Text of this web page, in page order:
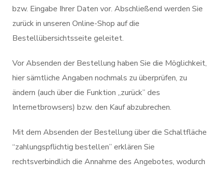
bzw. Eingabe Ihrer Daten vor. Abschließend werden Sie
zurück in unseren Online-Shop auf die
Bestellübersichtsseite geleitet.
Vor Absenden der Bestellung haben Sie die Möglichkeit,
hier sämtliche Angaben nochmals zu überprüfen, zu
ändern (auch über die Funktion „zurück” des
Internetbrowsers) bzw. den Kauf abzubrechen.
Mit dem Absenden der Bestellung über die Schaltfläche
“zahlungspflichtig bestellen” erklären Sie
rechtsverbindlich die Annahme des Angebotes, wodurch